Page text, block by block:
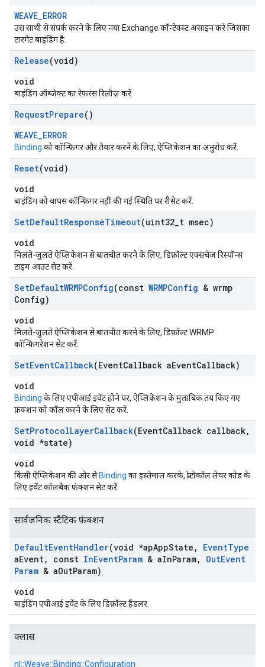
WEAVE_ERROR
उस साथी से संपर्क करने के लिए नया Exchange कॉन्टेक्स्ट असाइन करें जिसका
टारगेट बाइंडिंग है.
Release(void)
void
बाइंडिंग ऑब्जेक्ट का रेफ़रंस रिलीज़ करें.
RequestPrepare()
WEAVE_ERROR
Binding को कॉन्फ़िगर और तैयार करने के लिए, ऐप्लिकेशन का अनुरोध करें.
Reset(void)
void
बाइंडिंग को वापस कॉन्फ़िगर नहीं की गई स्थिति पर रीसेट करें.
SetDefaultResponseTimeout(uint32 t msec)
void
मिलते-जुलते ऐप्लिकेशन से बातचीत करने के लिए, डिफ़ॉल्ट एक्सचेंज रिस्पॉन्स
टाइम आउट सेट करें.
SetDefaultWRMPConfig(const WRMPConfig & wrmp
Config)
void
मिलते-जुलते ऐप्लिकेशन से बातचीत करने के लिए, डिफ़ॉल्ट WRMP
कॉन्फ़िगरेशन सेट करें.
SetEventCallback(EventCallback aEventCallback)
void
Binding के लिए एपीआई इवेंट होने पर, ऐप्लिकेशन के मुताबिक तय किए गए
फ़ंक्शन को कॉल करने के लिए सेट करें.
SetProtocolLayerCallback(EventCallback callback,
void *state)
void
किसी ऐप्लिकेशन की ओर से Binding का इस्तेमाल करके, प्रोटोकॉल लेयर कोड के
लिए इवेंट कॉलबैक फ़ंक्शन सेट करें.
सार्वजनिक स्टैटिक फ़ंक्शन
DefaultEventHandler(void *apAppState , EventType
aEvent, const InEventParam & aInParam, OutEvent
Param & aOutParam)
void
बाइंडिंग एपीआई इवेंट के लिए डिफ़ॉल्ट हैंडलर.
क्लास
nl::Weave::Binding::Configuration